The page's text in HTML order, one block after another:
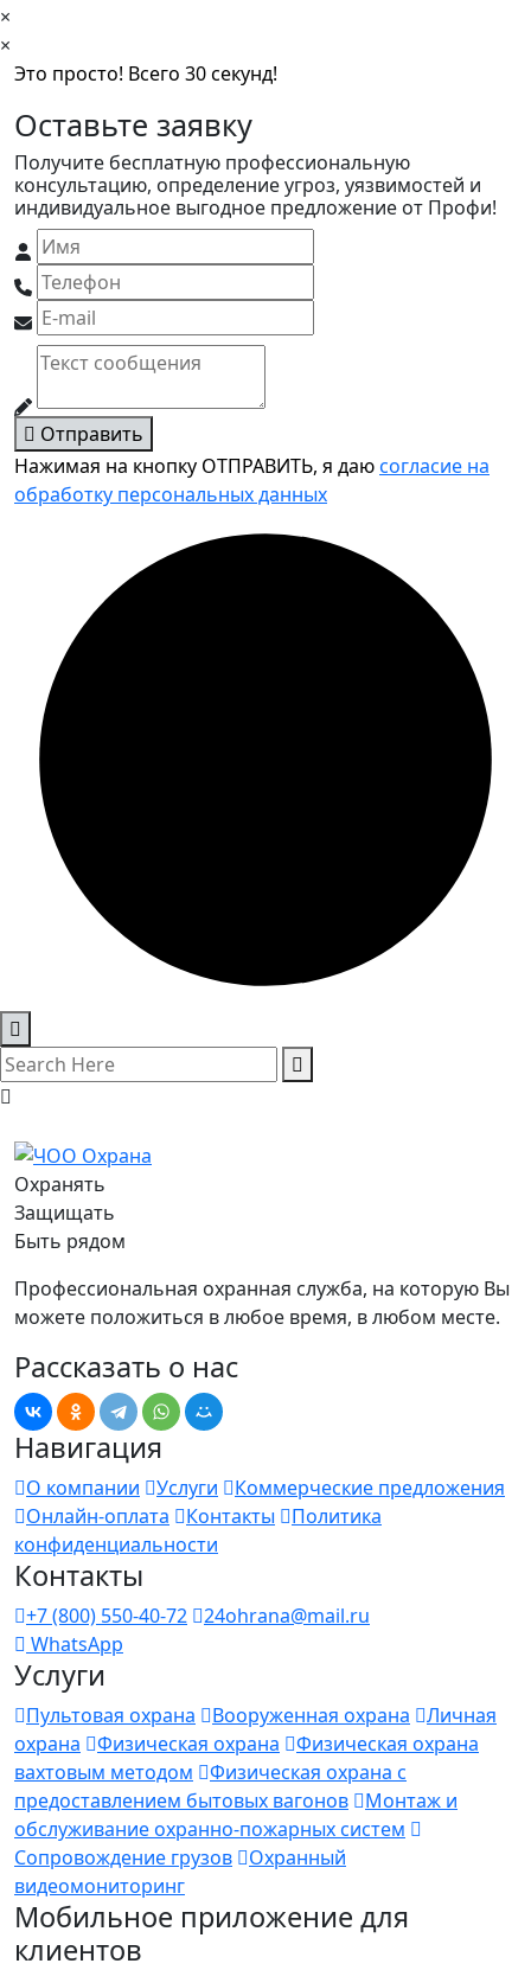
×
×
Это просто! Всего 30 секунд!
Оставьте заявку
Получите бесплатную профессиональную
консультацию, определение угроз, уязвимостей и
индивидуальное выгодное предложение от Профи!
Отправить
Нажимая на кнопку ОТПРАВИТЬ, я даюсогласие на
обработку персональных данных
Охранять
Защищать
Быть рядом
Профессиональная охранная служба, на которую Вы
можете положиться в любое время, в любом месте.
Рассказать о нас
Навигация
О компании Услуги
Коммерческие предложения
Онлайн-оплата
Контакты
Политика
конфиденциальности
Контакты
+7 (800) 550-40-72
24ohrana@mail.ru
WhatsApp
Услуги
Пультовая охрана Вооруженная охрана
Личная
охрана
Физическая охрана
Физическая охрана
вахтовым методом
Физическая охрана с
предоставлением бытовых вагонов
Монтаж и
обслуживание охранно-пожарных систем
Сопровождение грузов
Охранный
видеомониторинг
Мобильное приложение для
клиентов